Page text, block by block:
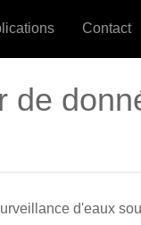
Contact
de
d'eaux